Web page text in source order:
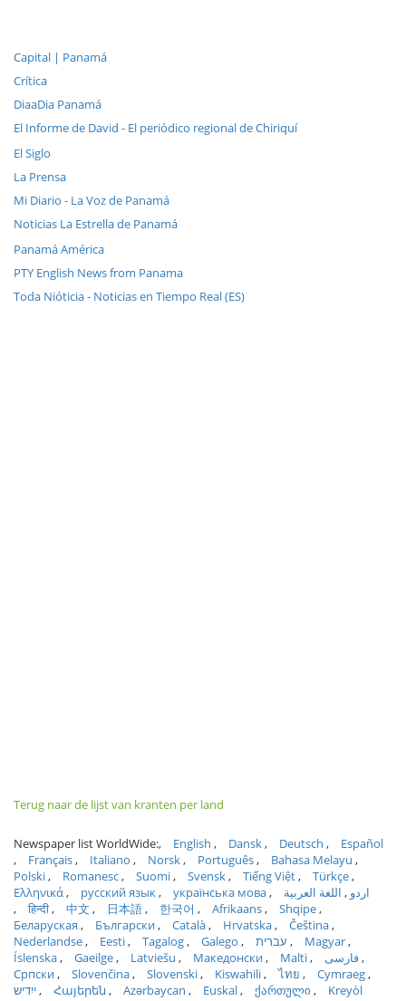
Capital | Panamá
Crítica
DiaaDia Panamá
El Informe de David - El periódico regional de Chiriquí
El Siglo
La Prensa
Mi Diario - La Voz de Panamá
Noticias La Estrella de Panamá
Panamá América
PTY English News from Panama
Toda Nióticia - Noticias en Tiempo Real (ES)
Terug naar de lijst van kranten per land
Newspaper list WorldWide: English Dansk Deutsch
Español
Français
Italiano Norsk Português
Bahasa Melayu
Polski
Romanesc Suomi Svensk Tiếng Việt
Türkçe
Ελληνικά
русский язык українська мова اردو
اللغة العربية
हिन्दी
中文 日本語 한국어 Afrikaans
Shqipe
Беларуская
Български Català Hrvatska
Čeština
Nederlandse
Eesti Tagalog Galego עברית
Magyar
Íslenska
Gaeilge Latviešu Македонски Malti
فارسی
Српски
Slovenčina Slovenski Kiswahili ไทย
Cymraeg
ייִדיש
Հայերեն Azərbaycan Euskal ქართული
Kreyòl